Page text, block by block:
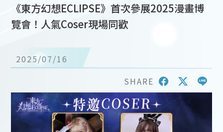
《東方幻想ECLIPSE》首次參展2025漫畫博
覽會！人氣Coser現場同歡
2025/07/16
SHARE